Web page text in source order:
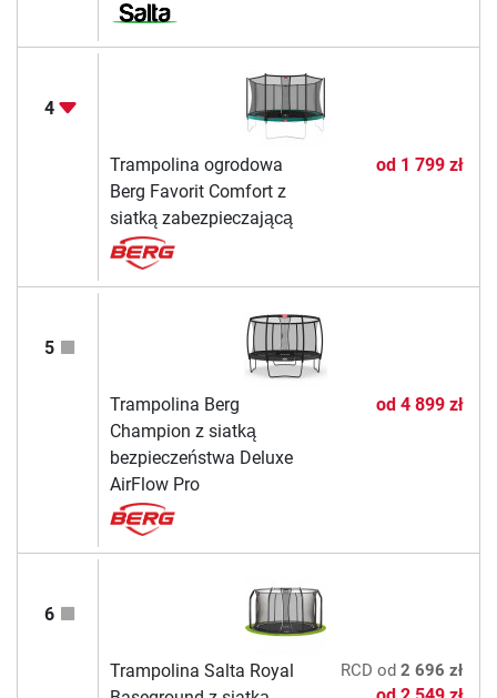
4
Trampolina ogrodowa
Berg Favorit Comfort z
siatką zabezpieczającą
od 1 799 zł
5
Trampolina Berg
Champion z siatką
bezpieczeństwa Deluxe
AirFlow Pro
od 4 899 zł
6
Trampolina Salta Royal
RCD od 2 696 zł